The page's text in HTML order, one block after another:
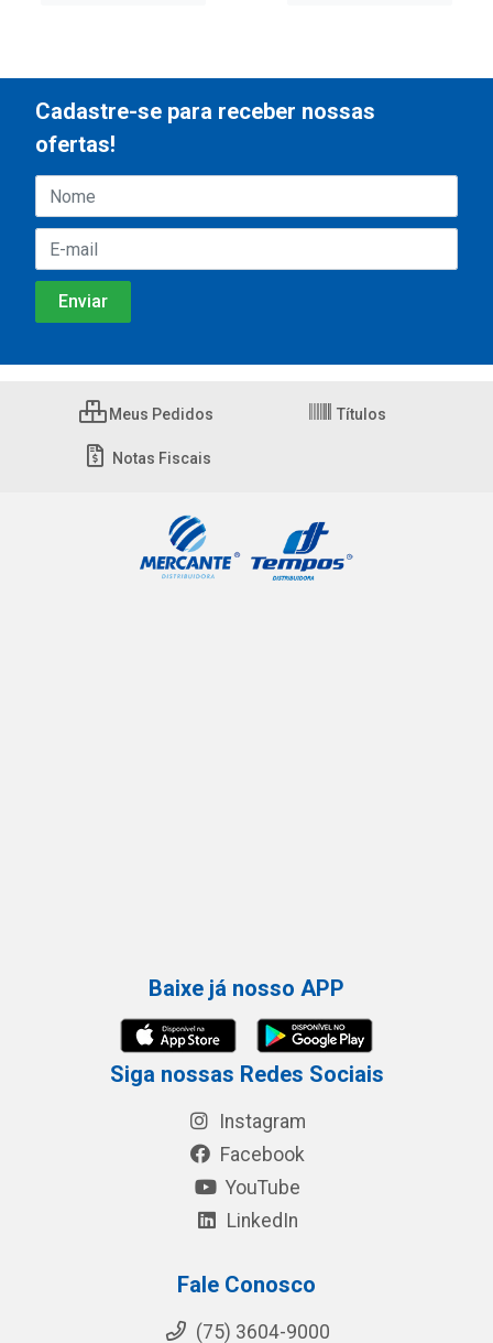
Cadastre-se para receber nossas
ofertas!
Meus Pedidos Títulos
Notas Fiscais
Baixe já nosso APP
Siga nossas Redes Sociais
Instagram
Facebook
YouTube
LinkedIn
Fale Conosco
(75) 3604-9000